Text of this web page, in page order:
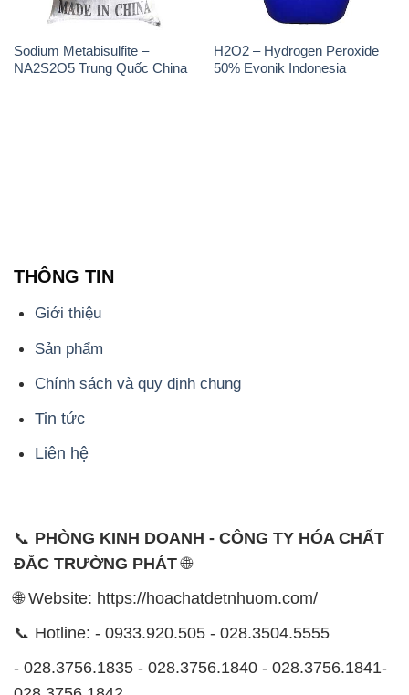
Sodium Metabisulfite –
NA2S2O5 Trung Quốc China
H2O2 – Hydrogen Peroxide
50% Evonik Indonesia
THÔNG TIN
Giới thiệu
Sản phẩm
Chính sách và quy định chung
Tin tức
Liên hệ
📞 PHÒNG KINH DOANH - CÔNG TY HÓA CHẤT
ĐẮC TRƯỜNG PHÁT🌐
🌐 Website: https://hoachatdetnhuom.com/
📞 Hotline: - 0933.920.505 - 028.3504.5555
- 028.3756.1835 - 028.3756.1840 - 028.3756.1841-